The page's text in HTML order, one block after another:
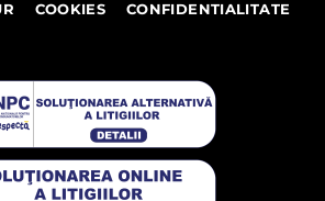
COOKIES CONFIDENTIALITATE